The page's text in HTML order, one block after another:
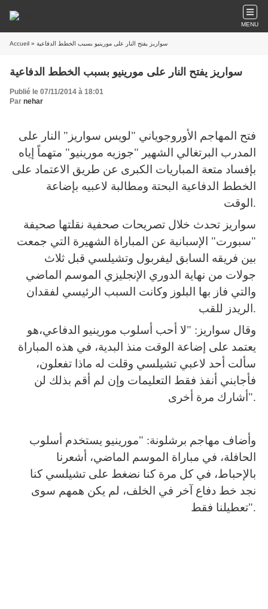
MENU
Accueil » سواريز يفتح النار على مورينيو بسبب الخطط الدفاعية
سواريز يفتح النار على مورينيو بسبب الخطط الدفاعية
Publié le 07/11/2014 à 18:01
Par nehar
فتح المهاجم الأوروجوياني "لويس سواريز" النار على
المدرب البرتغالي الشهير "جوزيه مورينيو" متهماً إياه
بإفساد متعة المباريات الكبرى عن طريق الاعتماد على
الخطط الدفاعية البحتة ومطالبة لاعبيه بإضاعة
الوقت.
سواريز تحدث خلال تصريحات صحفية نقلتها صحيفة
"سبورت" الإسبانية عن المباراة الشهيرة التي جمعت
بين فريقه السابق ليفربول وتشيلسي قبل ثلاث
جولات من نهاية الدوري الإنجليزي الموسم الماضي
والتي فاز بها البلوز وكانت السبب الرئيسي لفقدان
الريدز للقب.
وقال سواريز: "لا أحب أسلوب مورينيو الدفاعي،هو
يعتمد على إضاعة الوقت منذ البدية، في هذه المباراة
سألت أحد لاعبي تشيلسي وقلت له ماذا تفعلون،
فأجابني أنفذ فقط التعليمات وإن لم أقم بذلك لن
أشارك مرة أخرى".
وأضاف مهاجم برشلونة: "مورينيو يستخدم أسلوب
الحافلة، في مباراة الموسم الماضي، أشعرنا
بالإحباط، في كل مرة كنا نضغط على تشيلسي كنا
نجد خط دفاع آخر في الخلف، لم يكن همهم سوى
تعطيلنا فقط".